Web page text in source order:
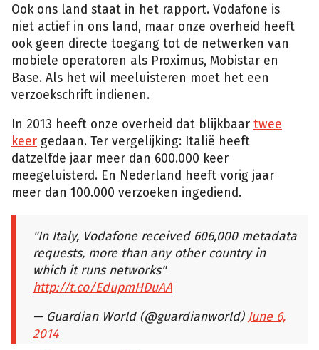
Ook ons land staat in het rapport. Vodafone is
niet actief in ons land, maar onze overheid heeft
ook geen directe toegang tot de netwerken van
mobiele operatoren als Proximus, Mobistar en
Base. Als het wil meeluisteren moet het een
verzoekschrift indienen.
In 2013 heeft onze overheid dat blijkbaar twee
keer gedaan. Ter vergelijking: Italië heeft
datzelfde jaar meer dan 600.000 keer
meegeluisterd. En Nederland heeft vorig jaar
meer dan 100.000 verzoeken ingediend.
"In Italy, Vodafone received 606,000 metadata
requests, more than any other country in
which it runs networks"
http://t.co/EdupmHDuAA
— Guardian World (@guardianworld) June 6,
2014